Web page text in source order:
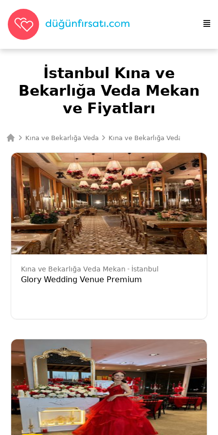
İstanbul Kına ve
Bekarlığa Veda Mekan
ve Fiyatları
Kına ve Bekarlığa Veda Kına ve Bekarlığa Veda Mekan
Kına ve Bekarlığa Veda Mekan İstanbul
Glory Wedding Venue Premium